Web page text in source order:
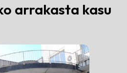
arrakasta kasu